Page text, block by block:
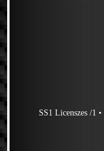
SS1 Licenszes /1 •